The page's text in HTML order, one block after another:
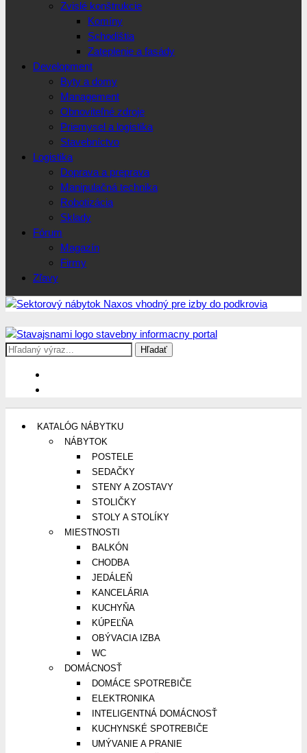
Zvislé konštrukcie
Komíny
Schodištia
Zateplenie a fasády
Development
Byty a domy
Management
Obnoviteľné zdroje
Priemysel a logistika
Stavebníctvo
Logistika
Doprava a preprava
Manipulačná technika
Robotizácia
Sklady
Fórum
Magazín
Firmy
Zľavy
Stavajsnami.sk
Stavebníctvo, stavby, byty, domy a všetko o nich
Search
KATALÓG NÁBYTKU
NÁBYTOK
POSTELE
SEDAČKY
STENY A ZOSTAVY
STOLIČKY
STOLY A STOLÍKY
MIESTNOSTI
BALKÓN
CHODBA
JEDÁLEŇ
KANCELÁRIA
KUCHYŇA
KÚPEĽŇA
OBÝVACIA IZBA
WC
DOMÁCNOSŤ
DOMÁCE SPOTREBIČE
ELEKTRONIKA
INTELIGENTNÁ DOMÁCNOSŤ
KUCHYNSKÉ SPOTREBIČE
UMÝVANIE A PRANIE